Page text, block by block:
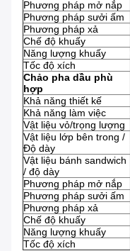
Phương pháp mở nắp
Phương pháp sưởi ấm
Phương pháp xả
Chế độ khuấy
Năng lượng khuấy
Tốc độ xích
Chảo pha dầu phù
hợp
Khả năng thiết kế
Khả năng làm việc
Vật liệu vỏ/trọng lượng
Vật liệu lớp bên trong /
Độ dày
Vật liệu bánh sandwich
/ độ dày
Phương pháp mở nắp
Phương pháp sưởi ấm
Phương pháp xả
Chế độ khuấy
Năng lượng khuấy
Tốc độ xích